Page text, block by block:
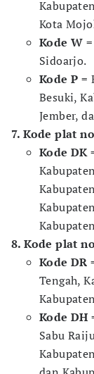
Kota
Kode W
Sidoarjo.
Kode P =
Besuki,
Jember,
7. Kode plat
Kode DK
8. Kode plat
Kode DR
Tengah,
Kode DH
Sabu